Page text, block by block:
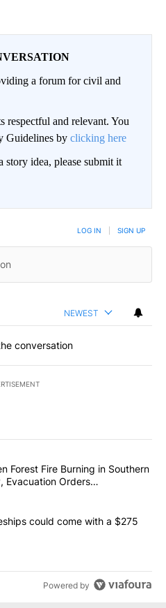
a forum for civil and
respectful and relevant. You
Guidelines by clicking here
idea, please submit it
LOG IN SIGN UP
NEWEST
conversation
commented articles in the last
ALERT: Hidden Forest Fire
Forest Fire Burning in Southern
Evacuation Orders
class battleships could come
could come with a $275
Powered by